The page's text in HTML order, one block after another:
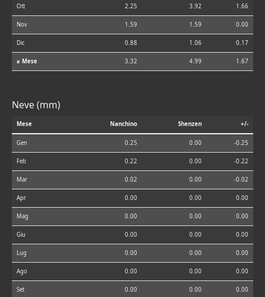
Ott 2.25 3.92 1.66
Nov 1.59 1.59 0.00
Dic 0.88 1.06 0.17
⌀ Mese 3.32 4.99 1.67
Neve (mm)
Mese Nanchino Shenzen +/-
Gen 0.25 0.00 -0.25
Feb 0.22 0.00 -0.22
Mar 0.02 0.00 -0.02
Apr 0.00 0.00 0.00
Mag 0.00 0.00 0.00
Giu 0.00 0.00 0.00
Lug 0.00 0.00 0.00
Ago 0.00 0.00 0.00
Set 0.00 0.00 0.00